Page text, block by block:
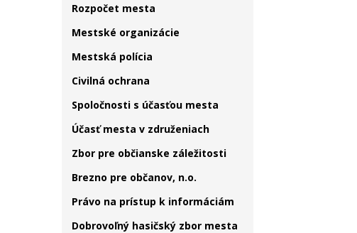
Rozpočet mesta
Mestské organizácie
Mestská polícia
Civilná ochrana
Spoločnosti s účasťou mesta
Účasť mesta v združeniach
Zbor pre občianske záležitosti
Brezno pre občanov, n.o.
Právo na prístup k informáciám
Dobrovoľný hasičský zbor mesta